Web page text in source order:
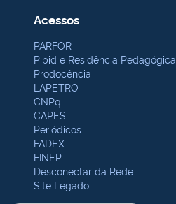
Acessos
PARFOR
Pibid e Residência Pedagógica
Prodocência
LAPETRO
CNPq
CAPES
Periódicos
FADEX
FINEP
Desconectar da Rede
Site Legado